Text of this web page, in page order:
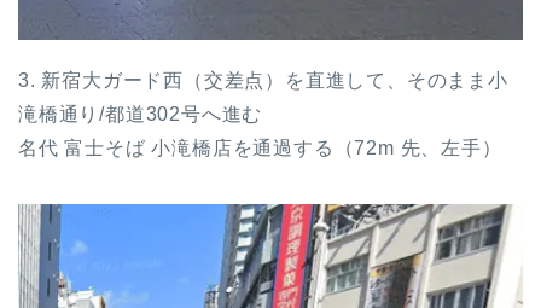
3. 新宿大ガード西（交差点）を直進して、そのまま小
滝橋通り/都道302号へ進む
名代 富士そば 小滝橋店を通過する（72m 先、左手）